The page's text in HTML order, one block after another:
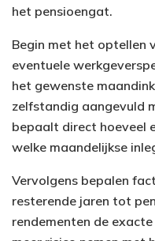
het pensioengat.
Begin met het optellen
eventuele
het gewenste
zelfstandig aangevuld
bepaalt direct hoeveel
welke maandelijkse
Vervolgens bepalen
resterende jaren tot
rendementen de